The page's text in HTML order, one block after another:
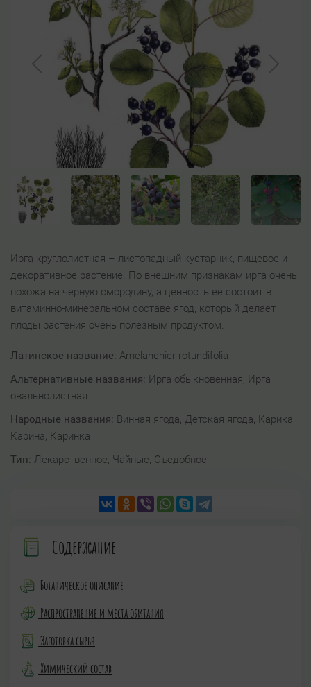
Ирга круглолистная – листопадный кустарник, пищевое и
декоративное растение. По внешним признакам ирга очень
похожа на черную смородину, а ценность ее состоит в
витаминно-минеральном составе ягод, который делает
плоды растения очень полезным продуктом.
Латинское название: Amelanchier rotundifolia
Альтернативные названия: Ирга обыкновенная, Ирга
овальнолистная
Народные названия: Винная ягода, Детская ягода, Карика,
Карина, Каринка
Тип: Лекарственное, Чайные, Съедобное
Содержание
Ботаническое описание
Распространение и места обитания
Заготовка сырья
Химический состав